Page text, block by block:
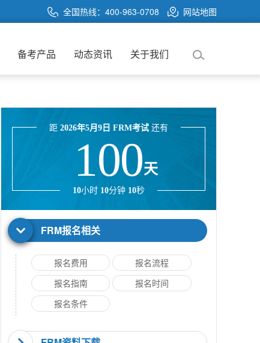
全国热线：400-963-0708 网站地图
备考产品 动态资讯 关于我们
距 2026年5月9日 FRM考试 还有
100天
10小时 10分钟 10秒
FRM报名相关
报名费用
报名流程
报名指南
报名时间
报名条件